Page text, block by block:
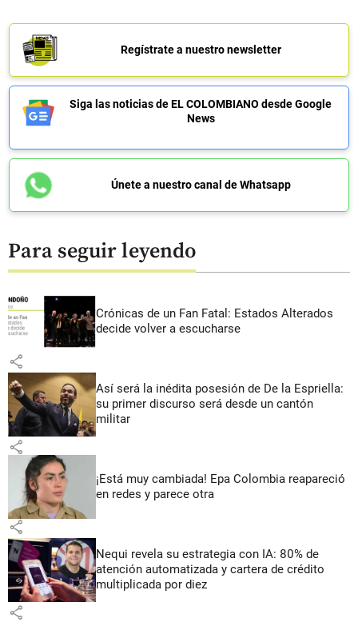
Regístrate a nuestro newsletter
Siga las noticias de EL COLOMBIANO desde Google
News
Únete a nuestro canal de Whatsapp
Para seguir leyendo
Crónicas de un Fan Fatal: Estados Alterados
decide volver a escucharse
share
Así será la inédita posesión de De la Espriella:
su primer discurso será desde un cantón
militar
share
¡Está muy cambiada! Epa Colombia reapareció
en redes y parece otra
share
Nequi revela su estrategia con IA: 80% de
atención automatizada y cartera de crédito
multiplicada por diez
share